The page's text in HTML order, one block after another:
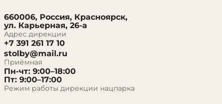
660006, Россия, Красноярск,
ул. Карьерная, 26-а
Адрес дирекции
+7 391 261 17 10
stolby@mail.ru
Приёмная
Пн-чт: 9:00–18:00
Пт: 9:00–17:00
Режим работы дирекции нацпарка